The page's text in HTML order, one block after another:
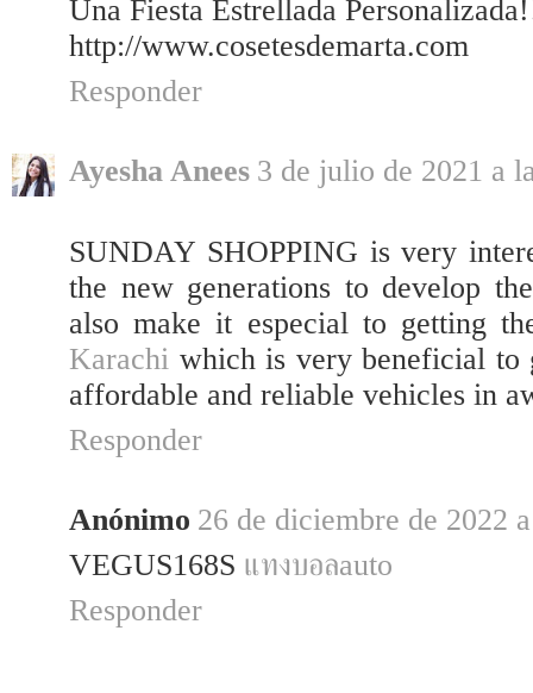
Una Fiesta Estrellada
http://www.cosetesdemarta.com
Responder
Ayesha Anees 3 de julio de 2021 a
SUNDAY SHOPPING is very
the new generations to develop
also make it especial to getting
Karachi which is very beneficial to
affordable and reliable vehicles in
Responder
Anónimo 26 de diciembre de 2022
VEGUS168S แทงบอลauto
Responder